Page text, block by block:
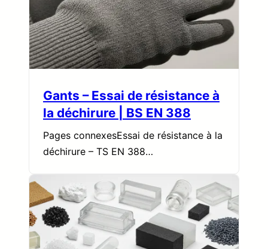
Gants – Essai de résistance à
la déchirure | BS EN 388
Pages connexesEssai de résistance à la
déchirure – TS EN 388…